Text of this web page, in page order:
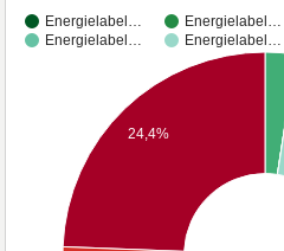
Energielabel… Energielabel…
Energielabel…
Energielabel…
24,4%